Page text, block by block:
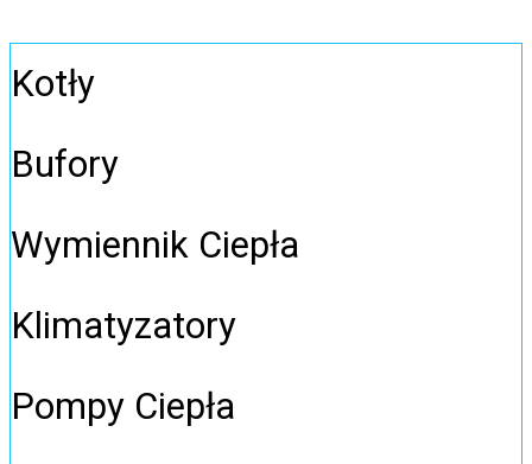
Kotły
Bufory
Wymiennik Ciepła
Klimatyzatory
Pompy Ciepła